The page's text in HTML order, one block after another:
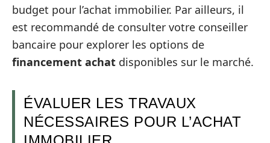
budget pour l’achat immobilier. Par ailleurs, il
est recommandé de consulter votre conseiller
bancaire pour explorer les options de
financement achat disponibles sur le marché.
ÉVALUER LES TRAVAUX
NÉCESSAIRES POUR L’ACHAT